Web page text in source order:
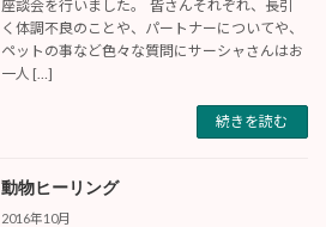
座談会を行いました。 皆さんそれぞれ、長引
く体調不良のことや、パートナーについてや、
ペットの事など色々な質問にサーシャさんはお
一人 […]
続きを読む
動物ヒーリング
2016年10月